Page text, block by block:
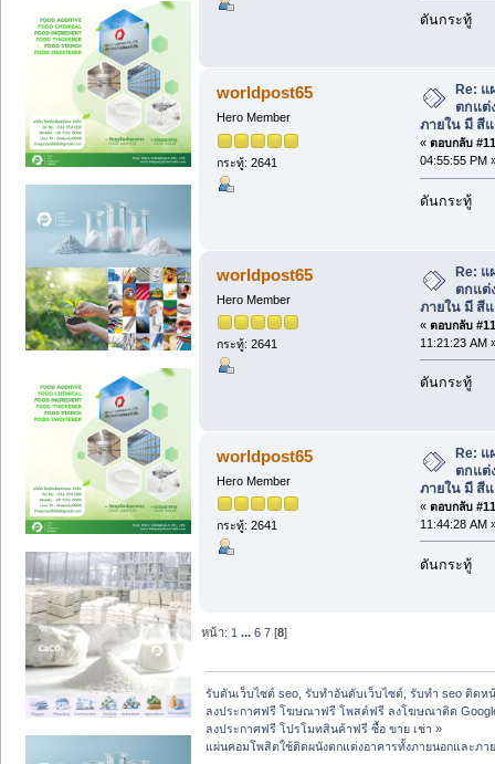
ดันกระทู้
worldpost65
Hero Member
กระทู้: 2641
Re:
ตกแต่
ภายใน มี สี
« ตอบกลับ
04:55:55 PM
ดันกระทู้
worldpost65
Hero Member
กระทู้: 2641
Re: แ
ตกแต่
ภายใน มี สี
« ตอบกลับ
11:21:23 AM
ดันกระทู้
worldpost65
Hero Member
กระทู้: 2641
Re: แ
ตกแต่
ภายใน มี สี
« ตอบกลับ
11:44:28 AM
ดันกระทู้
หน้า: 1 ...6 7 [8]
รับดันเว็บไซต์ seo, รับทำอันดับเว็บไซต์, รับทำ seo ติดห
ลงประกาศฟรี โฆษณาฟรี โพสต์ฟรี ลงโฆษณาติด
ลงประกาศฟรี โปรโมทสินค้าฟรี ซื้อ ขาย เช่า »
แผ่นคอมโพสิตใช้ติดผนังตกแต่งอาคารทั้งภายนอกและภา